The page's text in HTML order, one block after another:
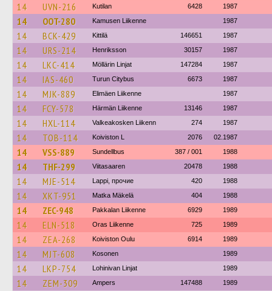
14 UVN-216 Kutilan 6428 1987
14 OOT-280 Kamusen Liikenne 1987
14 BCK-429 Kittilä 146651 1987
14 URS-214 Henriksson 30157 1987
14 LKC-414 Möllärin Linjat 147284 1987
14 IAS-460 Turun Citybus 6673 1987
14 MJK-889 Elimäen Liikenne 1987
14 FCY-578 Härmän Liikenne 13146 1987
14 HXL-114 Valkeakosken Liikenn 274 1987
14 TOB-114 Koiviston L 2076 02.1987
14 VSS-889 Sundellbus 387 / 001 1988
14 THF-299 Viitasaaren 20478 1988
14 MJE-514 Lappi, прочие 420 1988
14 XKT-951 Matka Mäkelä 404 1988
14 ZEC-948 Pakkalan Liikenne 6929 1989
14 ELN-518 Oras Liikenne 725 1989
14 ZEA-268 Koiviston Oulu 6914 1989
14 MJT-608 Kosonen 1989
14 LKP-754 Lohinivan Linjat 1989
14 ZEM-309 Ampers 147488 1989